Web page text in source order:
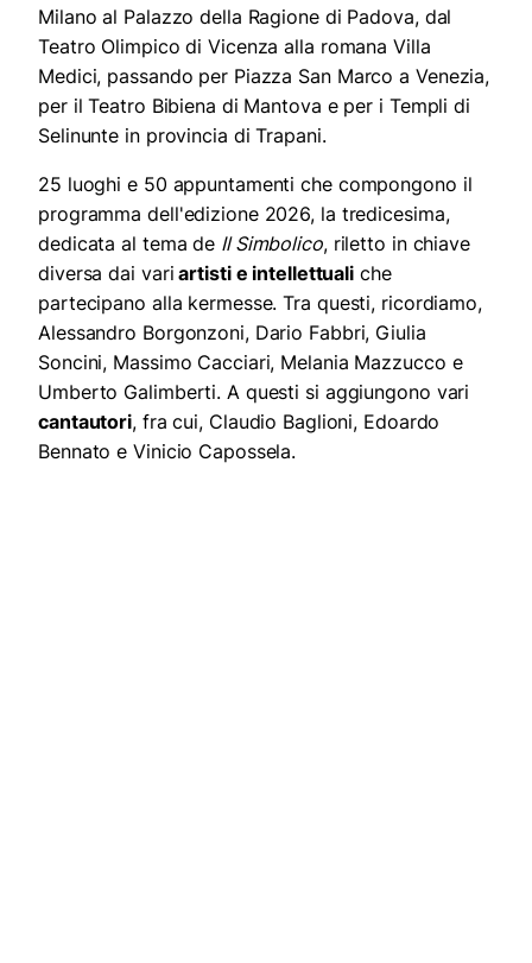
Milano al Palazzo della Ragione di Padova, dal
Teatro Olimpico di Vicenza alla romana Villa
Medici, passando per Piazza San Marco a Venezia,
per il Teatro Bibiena di Mantova e per i Templi di
Selinunte in provincia di Trapani.
25 luoghi e 50 appuntamenti che compongono il
programma dell'edizione 2026, la tredicesima,
dedicata al tema de Il Simbolico, riletto in chiave
diversa dai vari artisti e intellettuali che
partecipano alla kermesse. Tra questi, ricordiamo,
Alessandro Borgonzoni, Dario Fabbri, Giulia
Soncini, Massimo Cacciari, Melania Mazzucco e
Umberto Galimberti. A questi si aggiungono vari
cantautori, fra cui, Claudio Baglioni, Edoardo
Bennato e Vinicio Capossela.